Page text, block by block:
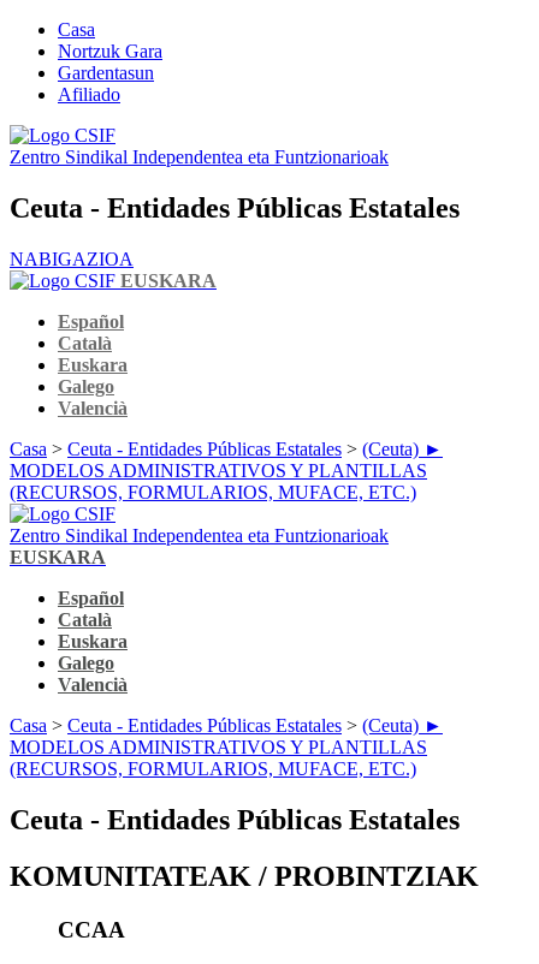
Casa
Nortzuk Gara
Gardentasun
Afiliado
Zentro Sindikal Independentea eta Funtzionarioak
Ceuta - Entidades Públicas Estatales
NABIGAZIOA
EUSKARA
Español
Català
Euskara
Galego
Valencià
Casa > Ceuta - Entidades Públicas Estatales > (Ceuta) ►
MODELOS ADMINISTRATIVOS Y PLANTILLAS
(RECURSOS, FORMULARIOS, MUFACE, ETC.)
Zentro Sindikal Independentea eta Funtzionarioak
EUSKARA
Español
Català
Euskara
Galego
Valencià
Casa > Ceuta - Entidades Públicas Estatales > (Ceuta) ►
MODELOS ADMINISTRATIVOS Y PLANTILLAS
(RECURSOS, FORMULARIOS, MUFACE, ETC.)
Ceuta - Entidades Públicas Estatales
KOMUNITATEAK / PROBINTZIAK
CCAA